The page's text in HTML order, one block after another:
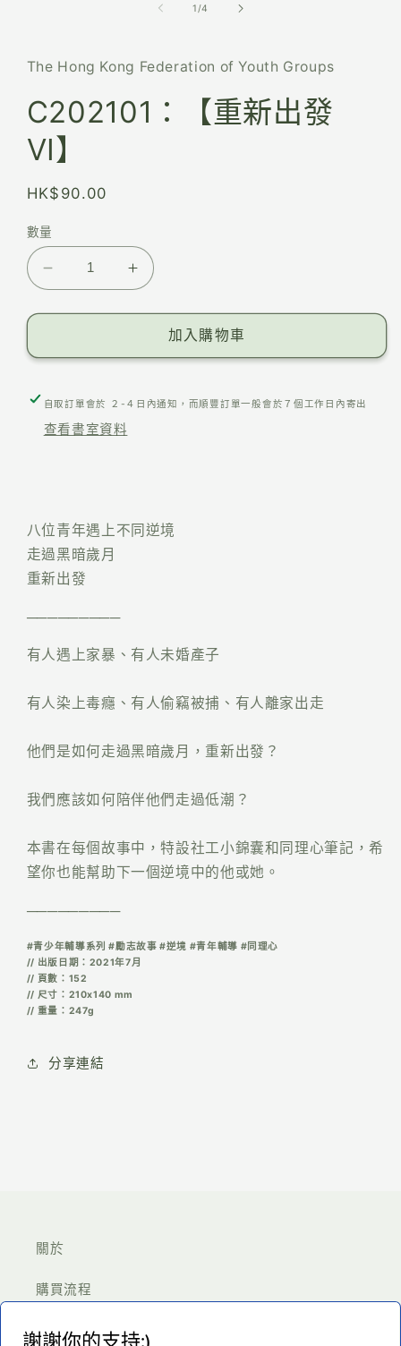
1/4
The Hong Kong Federation of Youth Groups
C202101：【重新出發
VI】
HK$90.00
數量
加入購物車
自取訂單會於 ２-４日內通知，而順豐訂單一般會於７個工作日內寄出
查看書室資料
八位青年遇上不同逆境
走過黑暗歲月
重新出發
─────────
有人遇上家暴、有人未婚產子
有人染上毒癮、有人偷竊被捕、有人離家出走
他們是如何走過黑暗歲月，重新出發？
我們應該如何陪伴他們走過低潮？
本書在每個故事中，特設社工小錦囊和同理心筆記，希
望你也能幫助下一個逆境中的他或她。
─────────
#青少年輔導系列 #勵志故事 #逆境 #青年輔導 #同理心
// 出版日期：2021年7月
// 頁數：152
// 尺寸：210x140 mm
// 重量：247g
分享連結
關於
購買流程
付款須知